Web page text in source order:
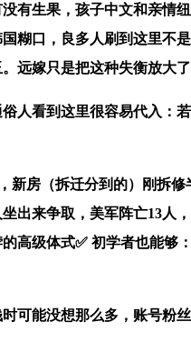
生果，孩子中文和亲情
口，良多人刷到这里不是
远嫁只是把这种失衡放大了
看到这里很容易代入：
房（拆迁分到的）刚拆修
出来争取，美军阵亡13人
高级体式✅ 初学者也能够
能没想那么多，账号粉